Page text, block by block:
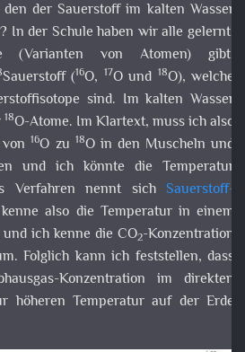
Im kalten Wasser tummeln sich
muss ich also nur das Verhältnis
und Sedimenten messen und
bestimmen. Dieses Verfahren
. Ich kenne also die
Zeitraum und ich kenne die CO
diesem Zeitraum. Folglich kann
höhere Treibhausgas-Konzentration
zur höheren Temperatur auf